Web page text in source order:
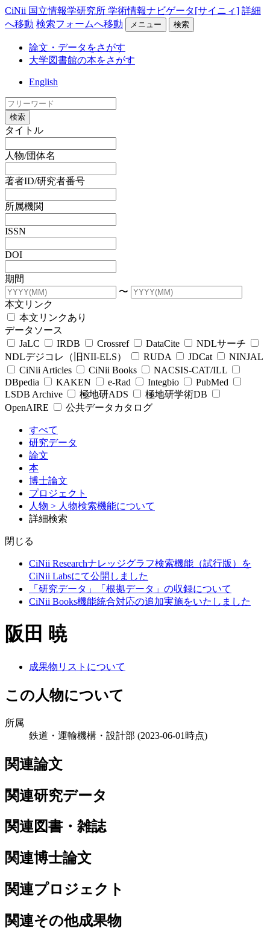
CiNii 国立情報学研究所 学術情報ナビゲータ[サイニィ] 詳細
へ移動 検索フォームへ移動 メニュー 検索
論文・データをさがす
大学図書館の本をさがす
English
検索
タイトル
人物/団体名
著者ID/研究者番号
所属機関
ISSN
DOI
期間
〜
本文リンク
本文リンクあり
データソース
JaLC
IRDB Crossref DataCite
NDLサーチ
NDLデジコレ（旧NII-ELS）
RUDA JDCat
NINJAL
CiNii Articles
CiNii Books
NACSIS-CAT/ILL
DBpedia
KAKEN e-Rad Integbio
PubMed
LSDB Archive
極地研ADS
極地研学術DB
OpenAIRE
公共データカタログ
すべて
研究データ
論文
本
博士論文
プロジェクト
人物 > 人物検索機能について
詳細検索
閉じる
CiNii Researchナレッジグラフ検索機能（試行版）を
CiNii Labsにて公開しました
「研究データ」「根拠データ」の収録について
CiNii Books機能統合対応の追加実施をいたしました
阪田 暁
成果物リストについて
この人物について
所属
鉄道・運輸機構・設計部 (2023-06-01時点)
関連論文
関連研究データ
関連図書・雑誌
関連博士論文
関連プロジェクト
関連その他成果物